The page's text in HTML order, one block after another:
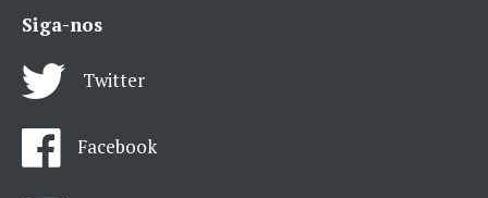
Siga-nos
Twitter
Facebook